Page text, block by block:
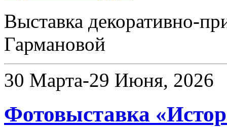
Выставка декоративно-
Гармановой
30 Марта-29 Июня, 2026
Фотовыставка